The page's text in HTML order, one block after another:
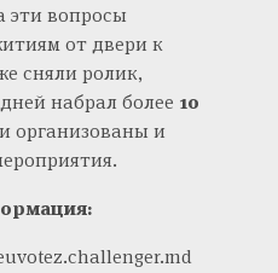
эти вопросы
от двери к
сняли ролик,
набрал более 10
организованы и